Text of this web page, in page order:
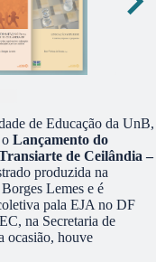
de Educação da UnB,
Lançamento do
de Ceilândia –
produzida na
Lemes e é
pala EJA no DF
na Secretaria de
ocasião, houve